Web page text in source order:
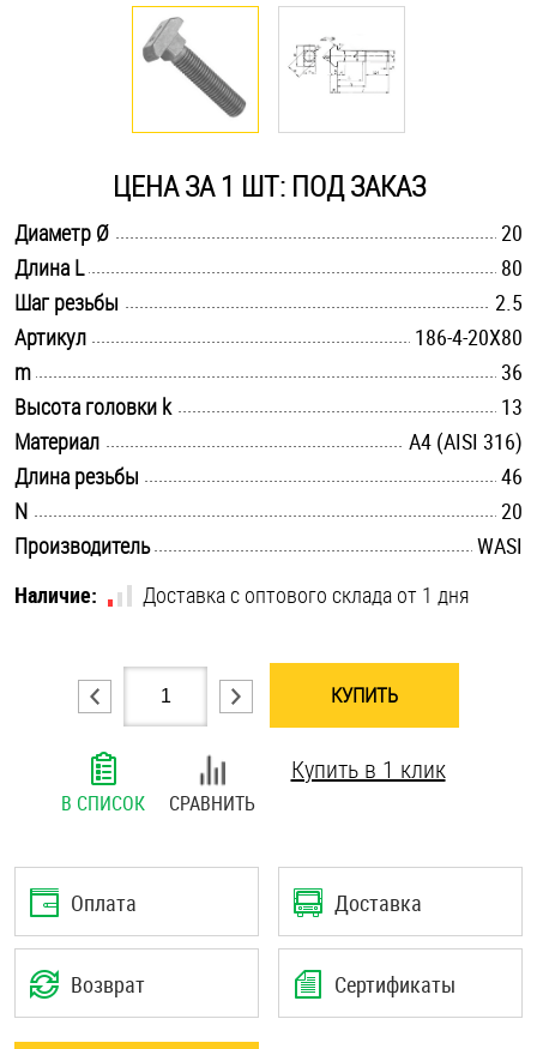
Оснастка и аксессуары для яхт
Стопорные кольца
Такелаж
Хомуты
Шайбы
Шпильки
Шплинты
Штифты и пальцы
ЦЕНА ЗА 1 ШТ: ПОД ЗАКАЗ
Диаметр Ø
20
Длина L
80
Шаг резьбы
2.5
Артикул
186-4-20X80
m
36
Высота головки k
13
Материал
A4 (AISI 316)
Длина резьбы
46
N
20
Производитель
WASI
Наличие:
Доставка с оптового склада от 1 дня
КУПИТЬ
В СПИСОК СРАВНИТЬ
Купить в 1 клик
Оплата Доставка
Возврат Сертификаты